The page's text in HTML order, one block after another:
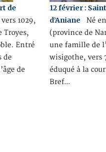
de
1029,
Troyes,
Entré
de
de
12 février :
d’Aniane Né
(province de
une famille de
wisigothe, vers
éduqué à la
Bref…